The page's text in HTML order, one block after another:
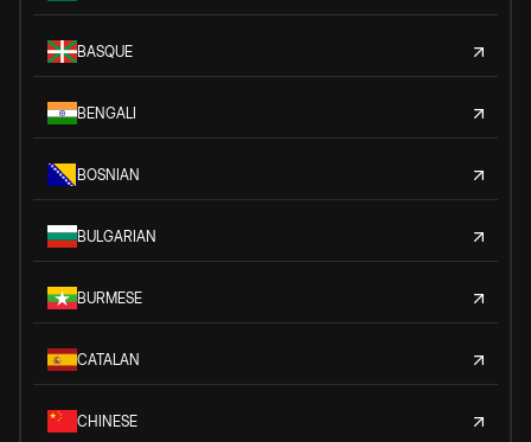
BASQUE
BENGALI
BOSNIAN
BULGARIAN
BURMESE
CATALAN
CHINESE